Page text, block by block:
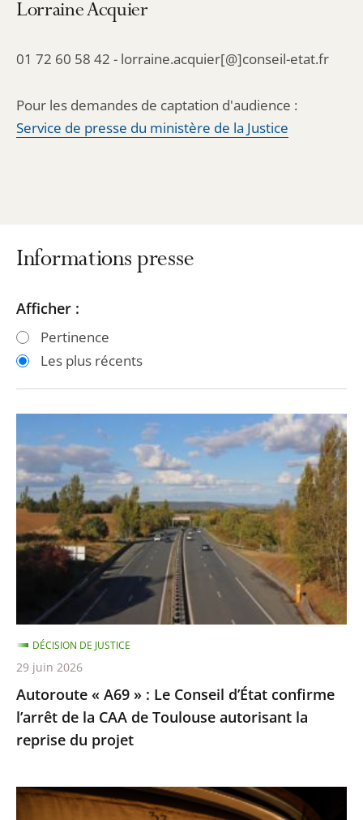
Lorraine Acquier
01 72 60 58 42 - lorraine.acquier[@]conseil-etat.fr
Pour les demandes de captation d'audience :
Service de presse du ministère de la Justice
Informations presse
Passer
les
filtres
Passer
les
filtres
Afficher :
Pertinence
Les plus récents
«
A69
»
:
Le
Conseil
confirme
l’arrêt
de
la
CAA
de
Toulouse
la
reprise
Autoroute « A69 » : Le Conseil d’État confirme
l’arrêt de la CAA de Toulouse autorisant la
reprise du projet
DÉCISION DE JUSTICE
29 juin 2026
Prêt